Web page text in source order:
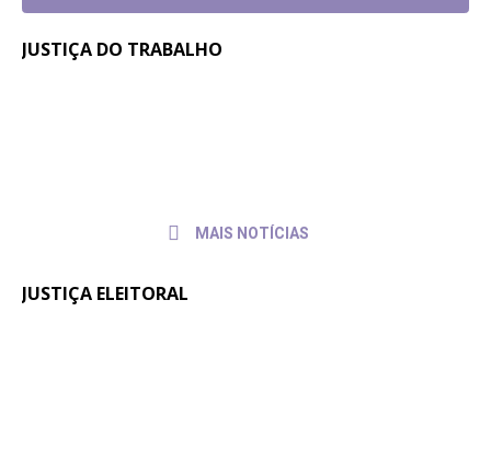
JUSTIÇA DO TRABALHO
MAIS NOTÍCIAS
JUSTIÇA ELEITORAL